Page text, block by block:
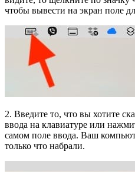
чтобы вывести на экран поле
2. Введите то, что вы хотите
ввода на клавиатуре или
самом поле ввода. Ваш
только что набрали.